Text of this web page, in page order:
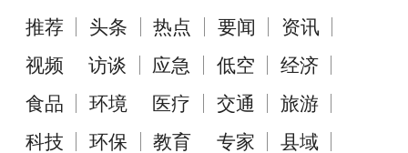
推荐 头条 热点 要闻
资讯
视频
访谈 应急 低空
经济
食品
环境 医疗 交通
旅游
科技
环保 教育 专家
县域